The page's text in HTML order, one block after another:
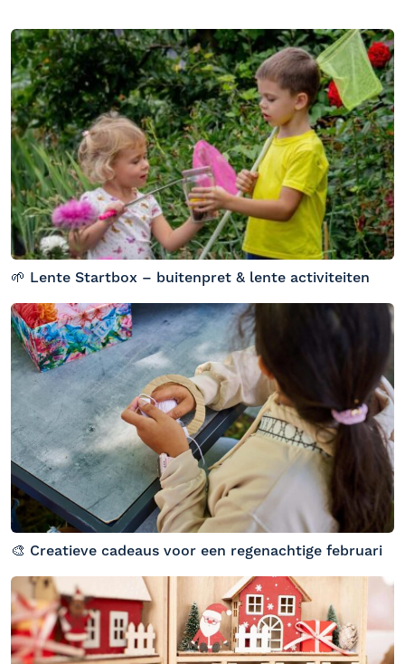
🌱 Lente Startbox – buitenpret & lente activiteiten
🎨 Creatieve cadeaus voor een regenachtige februari